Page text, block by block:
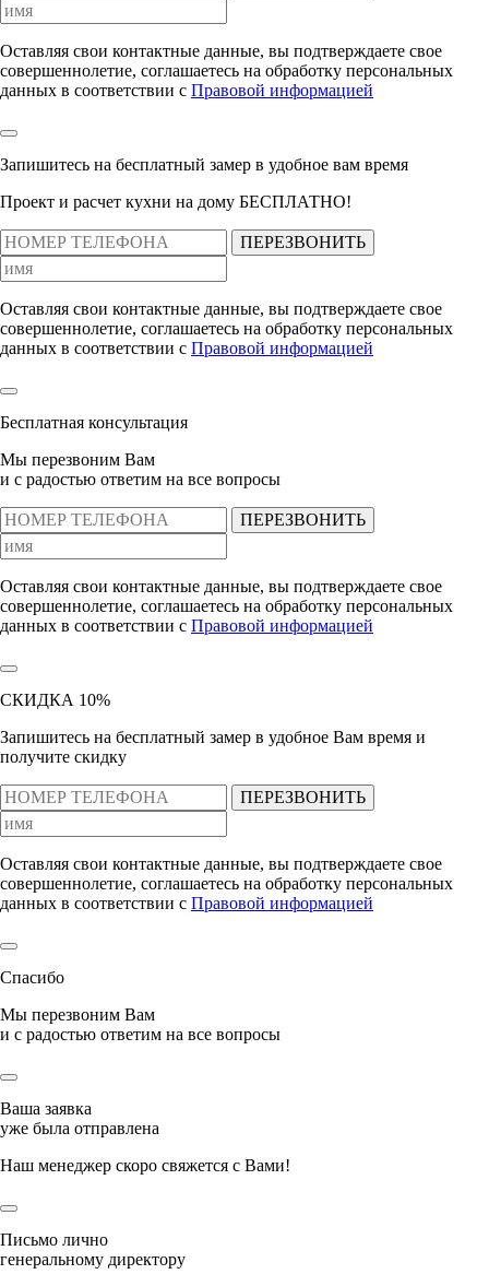
Оставляя свои контактные данные, вы подтверждаете свое
совершеннолетие, соглашаетесь на обработку персональных
данных в соответствии с Правовой информацией
Запишитесь на бесплатный замер в удобное вам время
Проект и расчет кухни на дому БЕСПЛАТНО!
ПЕРЕЗВОНИТЬ
Оставляя свои контактные данные, вы подтверждаете свое
совершеннолетие, соглашаетесь на обработку персональных
данных в соответствии с Правовой информацией
Бесплатная консультация
Мы перезвоним Вам
и с радостью ответим на все вопросы
ПЕРЕЗВОНИТЬ
Оставляя свои контактные данные, вы подтверждаете свое
совершеннолетие, соглашаетесь на обработку персональных
данных в соответствии с Правовой информацией
СКИДКА 10%
Запишитесь на бесплатный замер в удобное Вам время и
получите скидку
ПЕРЕЗВОНИТЬ
Оставляя свои контактные данные, вы подтверждаете свое
совершеннолетие, соглашаетесь на обработку персональных
данных в соответствии с Правовой информацией
Спасибо
Мы перезвоним Вам
и с радостью ответим на все вопросы
Ваша заявка
уже была отправлена
Наш менеджер скоро свяжется с Вами!
Письмо лично
генеральному директору